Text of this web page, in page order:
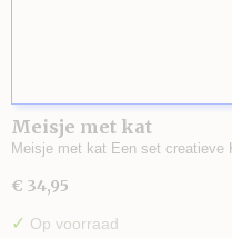
Meisje met kat
Meisje met kat Een set
€ 34,95
✓ Op voorraad